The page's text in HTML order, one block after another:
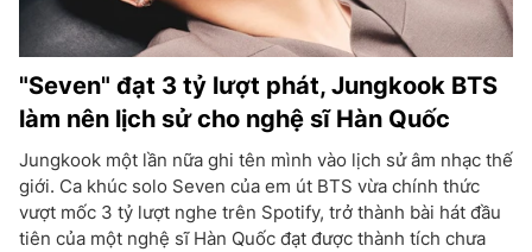
"Seven" đạt 3 tỷ lượt phát, Jungkook BTS
làm nên lịch sử cho nghệ sĩ Hàn Quốc
Jungkook một lần nữa ghi tên mình vào lịch sử âm nhạc thế
giới. Ca khúc solo Seven của em út BTS vừa chính thức
vượt mốc 3 tỷ lượt nghe trên Spotify, trở thành bài hát đầu
tiên của một nghệ sĩ Hàn Quốc đạt được thành tích chưa